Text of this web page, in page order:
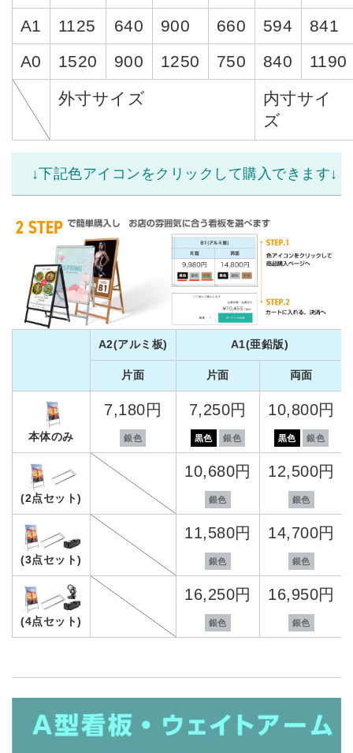
A1
1125 640 900 660 594
841
A0
1520 900 1250 750 840 1190
外寸サイズ
内寸サイ
ズ
↓下記色アイコンをクリックして購入できます↓
A2(アルミ板) A1(亜鉛版)
片面 片面 両面
本体のみ
7,180円
銀色
7,250円
黒色 銀色
10,800円
黒色 銀色
(2点セット)
10,680円
銀色
12,500円
銀色
(3点セット)
11,580円
銀色
14,700円
銀色
(4点セット)
16,250円
銀色
16,950円
銀色